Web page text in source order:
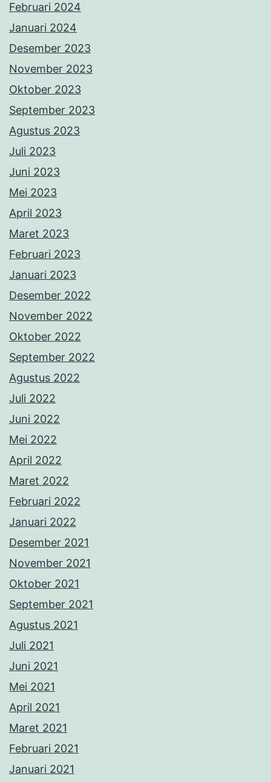
Februari 2024
Januari 2024
Desember 2023
November 2023
Oktober 2023
September 2023
Agustus 2023
Juli 2023
Juni 2023
Mei 2023
April 2023
Maret 2023
Februari 2023
Januari 2023
Desember 2022
November 2022
Oktober 2022
September 2022
Agustus 2022
Juli 2022
Juni 2022
Mei 2022
April 2022
Maret 2022
Februari 2022
Januari 2022
Desember 2021
November 2021
Oktober 2021
September 2021
Agustus 2021
Juli 2021
Juni 2021
Mei 2021
April 2021
Maret 2021
Februari 2021
Januari 2021